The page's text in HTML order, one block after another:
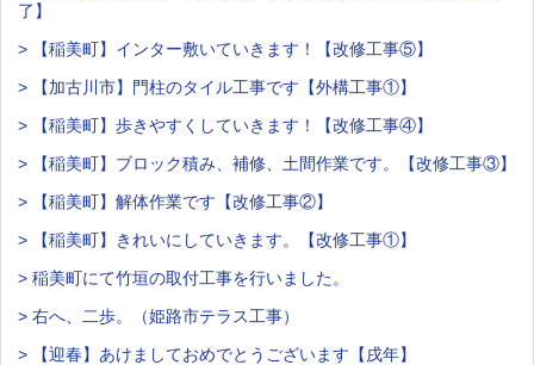
了】
> 【稲美町】インター敷いていきます！【改修工事⑤】
> 【加古川市】門柱のタイル工事です【外構工事①】
> 【稲美町】歩きやすくしていきます！【改修工事④】
> 【稲美町】ブロック積み、補修、土間作業です。【改修工事③】
> 【稲美町】解体作業です【改修工事②】
> 【稲美町】きれいにしていきます。【改修工事①】
> 稲美町にて竹垣の取付工事を行いました。
> 右へ、二歩。（姫路市テラス工事）
> 【迎春】あけましておめでとうございます【戌年】